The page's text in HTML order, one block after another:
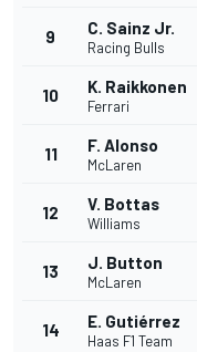
9 C. Sainz Jr.
Racing Bulls
10 K. Raikkonen
Ferrari
11 F. Alonso
McLaren
12 V. Bottas
Williams
13 J. Button
McLaren
14 E. Gutiérrez
Haas F1 Team